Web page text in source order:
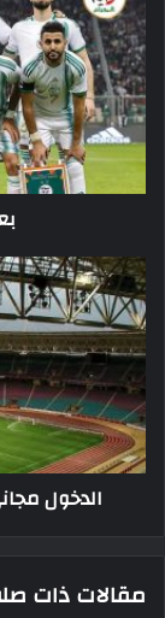
الخضر
تحط
الرحال
بتونس
الدخول
مجاني
لأنصار
الخضر
في
مباراة
النيجر
برادس
الدخول
مقالات ذات